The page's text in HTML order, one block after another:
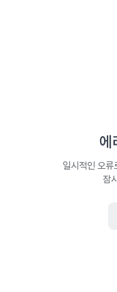
에
일시적인 오류
잠